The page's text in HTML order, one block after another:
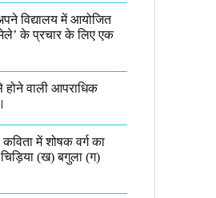
विद्यालय में आयोजित
के प्रचार के लिए एक
वाली आपराधिक
में शोषक वर्ग का
(ख) बगुला (ग)